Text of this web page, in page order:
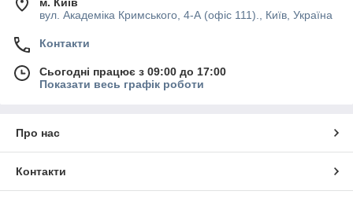
вул. Академіка Кримського, 4-А (офіс 111)., Київ, Україна
Контакти
Сьогодні працює з 09:00 до 17:00
Показати весь графік роботи
Про нас
Контакти